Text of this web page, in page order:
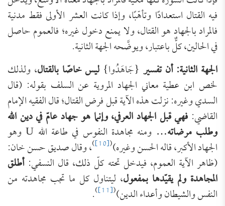
فيه القتال استعدادًا وتأهّبًا، وإذا كانت العشر الأولى فقط مدنية
فالمراد بالجهاد هو القتال، ولا يمنع دخول غيره؛ فالعموم حاصل
في الحالين، كلٌّ باعتبار، ويوضَّحه الجهة الثانية.
الجهة الثانية: أن تفسير {جَاهَدُوا} ليس خاصّا بالقتال، ولذلك
لخص ابن عطية معاني الجهاد المروية عن السلف بقوله: (قال
‌السدي وغيره: ‌نزلت هذه الآية قبل ‌فرض ‌القتال؛ قال الفقيه الإمام
القاضي: فهي قبل الجهاد العرفي، وإنما هو جهاد عامّ في دين الله
وطلب مرضاته … ومنه مجاهدة النفوس في طاعة الله U وهو
الجهاد الأكبر، قاله الحسن وغيره)(
[10]
)، وقال صديق حسن خان:
(ظاهر الآية العموم، فيدخل تحته كلّ ذلك، قال النسفي:أطلق
المجاهدة ولم يقيّدها بمفعول، ليتناول كل ما تجب مجاهدته من
النفس والشيطان وأعداء الدين)(
[11]
)
.